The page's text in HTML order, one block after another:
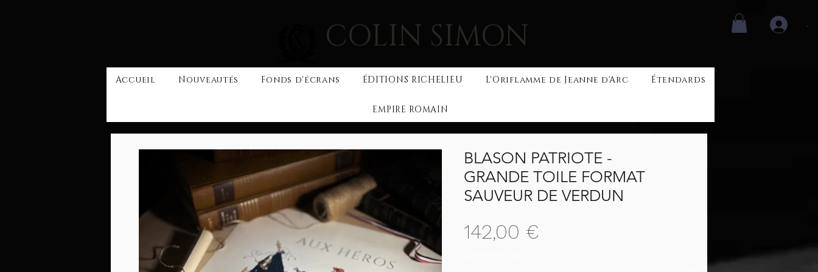
.
COLIN SIMON
Accueil Nouveautés Fonds d'écrans ÉDITIONS RICHELIEU L'Oriflamme de Jeanne d'Arc Étendards
EMPIRE ROMAIN
BLASON PATRIOTE -
GRANDE TOILE FORMAT
SAUVEUR DE VERDUN
142,00 €